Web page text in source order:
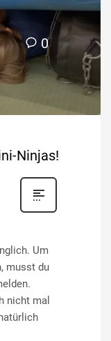
0
Ninjas!
Um
musst du
nicht mal